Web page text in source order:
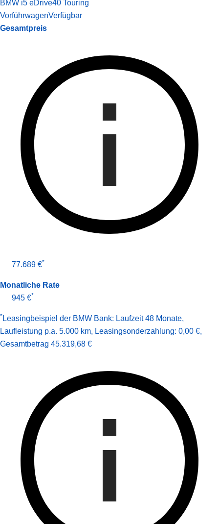
BMW i5 eDrive40 Touring
VorführwagenVerfügbar
Gesamtpreis
77.689 €*
Monatliche Rate
945 €*
* Leasingbeispiel der BMW Bank: Laufzeit 48 Monate,
Laufleistung p.a. 5.000 km, Leasingsonderzahlung: 0,00 €,
Gesamt­betrag 45.319,68 €